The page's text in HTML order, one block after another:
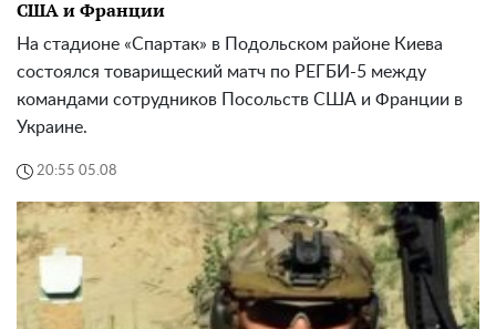
США и Франции
На стадионе «Спартак» в Подольском районе Киева
состоялся товарищеский матч по РЕГБИ-5 между
командами сотрудников Посольств США и Франции в
Украине.
20:55 05.08